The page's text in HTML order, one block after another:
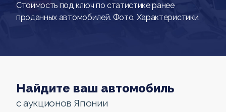
Стоимость под ключ по статистике ранее
проданных автомобилей. Фото. Характеристики.
Найдите ваш автомобиль
с аукционов Японии